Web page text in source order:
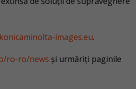
images.eu.
ro-ro/news și urmăriți paginile